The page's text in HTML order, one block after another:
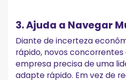
3. Ajuda a Navegar
Diante de incerteza
rápido, novos
empresa precisa de uma
adapte rápido. Em vez de